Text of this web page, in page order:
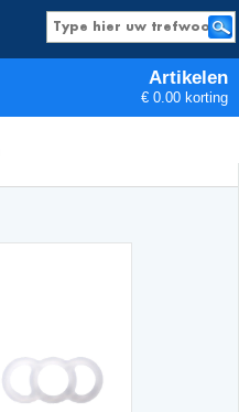
Artikelen
€ 0.00 korting